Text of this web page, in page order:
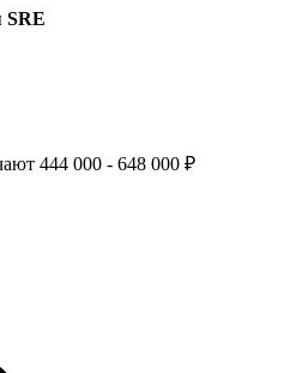
SRE
444 000 - 648 000 ₽